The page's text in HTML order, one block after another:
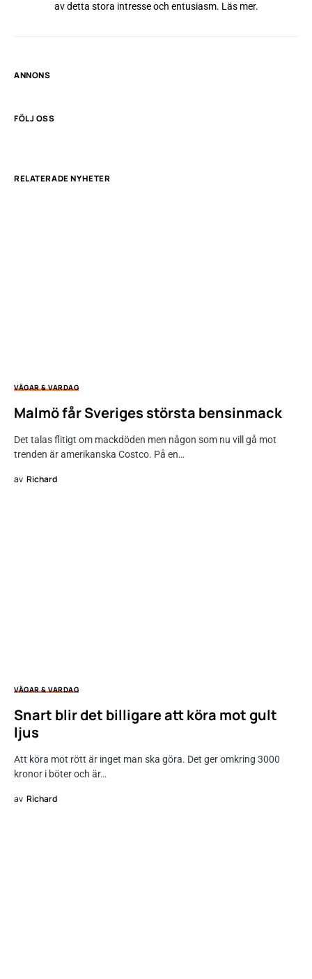
av detta stora intresse och entusiasm. Läs mer.
ANNONS
FÖLJ OSS
RELATERADE NYHETER
VÄGAR & VARDAG
Malmö får Sveriges största bensinmack
Det talas flitigt om mackdöden men någon som nu vill gå mot
trenden är amerikanska Costco. På en…
av Richard
VÄGAR & VARDAG
Snart blir det billigare att köra mot gult
ljus
Att köra mot rött är inget man ska göra. Det ger omkring 3000
kronor i böter och är…
av Richard